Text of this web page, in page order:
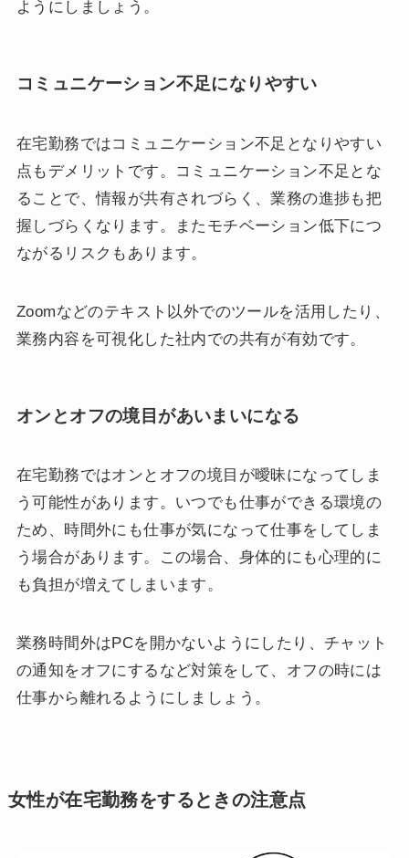
ようにしましょう。
コミュニケーション不足になりやすい
在宅勤務ではコミュニケーション不足となりやすい
点もデメリットです。コミュニケーション不足とな
ることで、情報が共有されづらく、業務の進捗も把
握しづらくなります。またモチベーション低下につ
ながるリスクもあります。
Zoomなどのテキスト以外でのツールを活用したり、
業務内容を可視化した社内での共有が有効です。
オンとオフの境目があいまいになる
在宅勤務ではオンとオフの境目が曖昧になってしま
う可能性があります。いつでも仕事ができる環境の
ため、時間外にも仕事が気になって仕事をしてしま
う場合があります。この場合、身体的にも心理的に
も負担が増えてしまいます。
業務時間外はPCを開かないようにしたり、チャット
の通知をオフにするなど対策をして、オフの時には
仕事から離れるようにしましょう。
女性が在宅勤務をするときの注意点